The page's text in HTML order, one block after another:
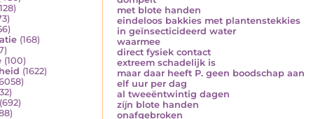
(168)
(100)
(1622)
(692)
met blote handen
eindeloos bakkies met plantenstekkies
in geïnsecticideerd water
waarmee
direct fysiek contact
extreem schadelijk is
maar daar heeft P. geen boodschap aan
elf uur per dag
al tweeëntwintig dagen
zíjn blote handen
onafgebroken